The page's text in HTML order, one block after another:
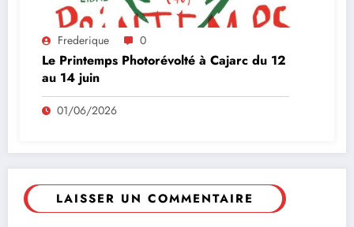
Frederique 0
Le Printemps Photorévolté à Cajarc du 12
au 14 juin
01/06/2026
LAISSER UN COMMENTAIRE